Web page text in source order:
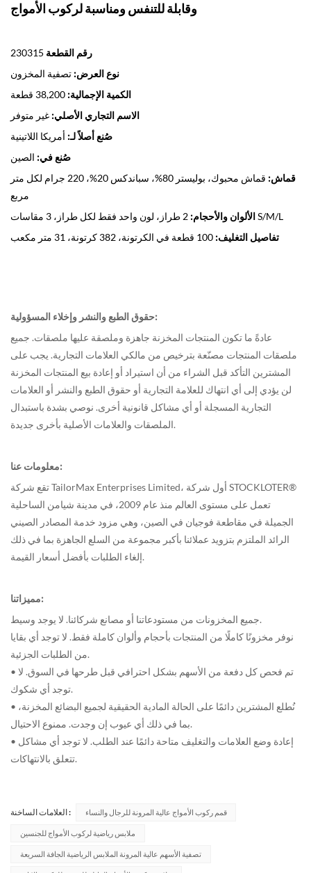
وقابلة للتنفس ومناسبة لركوب الأمواج
رقم القطعة
نوع العرض: تصفية المخزون
الكمية الإجمالية:
الاسم التجاري الأصلي: غير متوفر
صُنع أصلاً لـ: أمريكا اللاتينية
صُنع في: الصين
قماش:
قماش محبوك، بوليستر 80%، سباندكس 20%، 220 جرام لكل متر
مربع
الألوان والأحجام:2 طراز، لون واحد فقط لكل طراز، 3 مقاسات S/M/L
تفاصيل التغليف: 100 قطعة في الكرتونة، 382 كرتونة، 31 متر مكعب
حقوق الطبع والنشر وإخلاء المسؤولية:
عادةً ما تكون المنتجات المخزنة جاهزة وملصقة عليها ملصقات. جميع
ملصقات المنتجات مصنّعة بترخيص من مالكي العلامات التجارية. يجب على
المشترين التأكد قبل الشراء من أن استيراد أو إعادة بيع المنتجات المخزنة
لن يؤدي إلى أي انتهاك للعلامة التجارية أو حقوق الطبع والنشر أو العلامات
التجارية المسجلة أو أي مشاكل قانونية أخرى. نوصي بشدة باستبدال
الملصقات والعلامات الأصلية بأخرى جديدة.
معلومات عنا:
تقع شركة TailorMax Enterprises Limited، أول شركة STOCKLOTER®
تعمل على مستوى العالم منذ عام 2009، في مدينة شيامن الساحلية
الجميلة في مقاطعة فوجيان في الصين، وهي مزود خدمة المصادر الصيني
الرائد الملتزم بتزويد عملائنا بأكبر مجموعة من السلع الجاهزة بما في ذلك
إلغاء الطلبات بأفضل أسعار القيمة.
مميزاتنا:
جميع المخزونات من مستودعاتنا أو مصانع شركائنا. لا يوجد وسيط.
نوفر مخزونًا كاملًا من المنتجات بأحجام وألوان كاملة فقط. لا توجد أي بقايا
من الطلبات الجزئية.
• تم فحص كل دفعة من الأسهم بشكل احترافي قبل طرحها في السوق. لا
توجد أي شكوك.
• نُطلع المشترين دائمًا على الحالة المادية الحقيقية لجميع البضائع المخزنة،
بما في ذلك أي عيوب إن وجدت. ممنوع الاحتيال.
• إعادة وضع العلامات والتغليف متاحة دائمًا عند الطلب. لا توجد أي مشاكل
تتعلق بالانتهاكات.
العلامات الساخنة : قمم ركوب الأمواج عالية المرونة للرجال والنساء
ملابس رياضية لركوب الأمواج للجنسين
تصفية الأسهم عالية المرونة الملابس الرياضية الجافة السريعة